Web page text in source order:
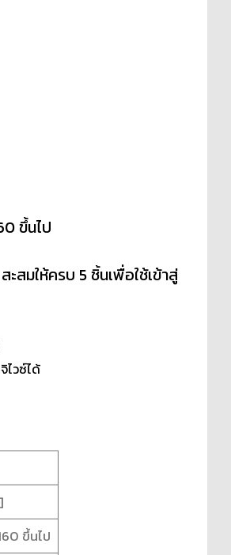
ขึ้นไป
สมให้ครบ 5 ชิ้นเพื่อใช้เข้าสู่
ไวซ์ได้
ขึ้นไป